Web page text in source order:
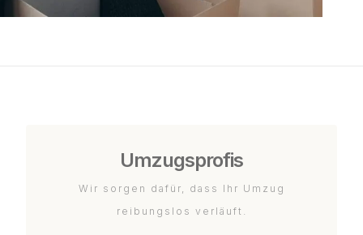
Umzugsprofis
Wir sorgen dafür, dass Ihr Umzug
reibungslos verläuft.